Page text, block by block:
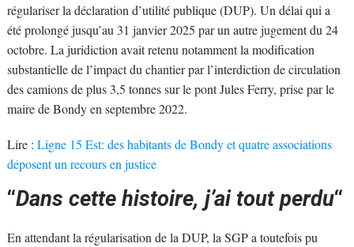
régulariser la déclaration d’utilité publique (DUP). Un délai qui a
été prolongé jusqu’au 31 janvier 2025 par un autre jugement du 24
octobre. La juridiction avait retenu notamment la modification
substantielle de l’impact du chantier par l’interdiction de circulation
des camions de plus 3,5 tonnes sur le pont Jules Ferry, prise par le
maire de Bondy en septembre 2022.
Lire : Ligne 15 Est: des habitants de Bondy et quatre associations
déposent un recours en justice
“Dans cette histoire, j’ai tout perdu“
En attendant la régularisation de la DUP, la SGP a toutefois pu